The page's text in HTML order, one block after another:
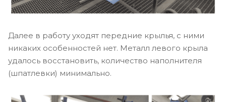
Далее в работу уходят передние крылья, с ними
никаких особенностей нет. Металл левого крыла
удалось восстановить, количество наполнителя
(шпатлевки) минимально.